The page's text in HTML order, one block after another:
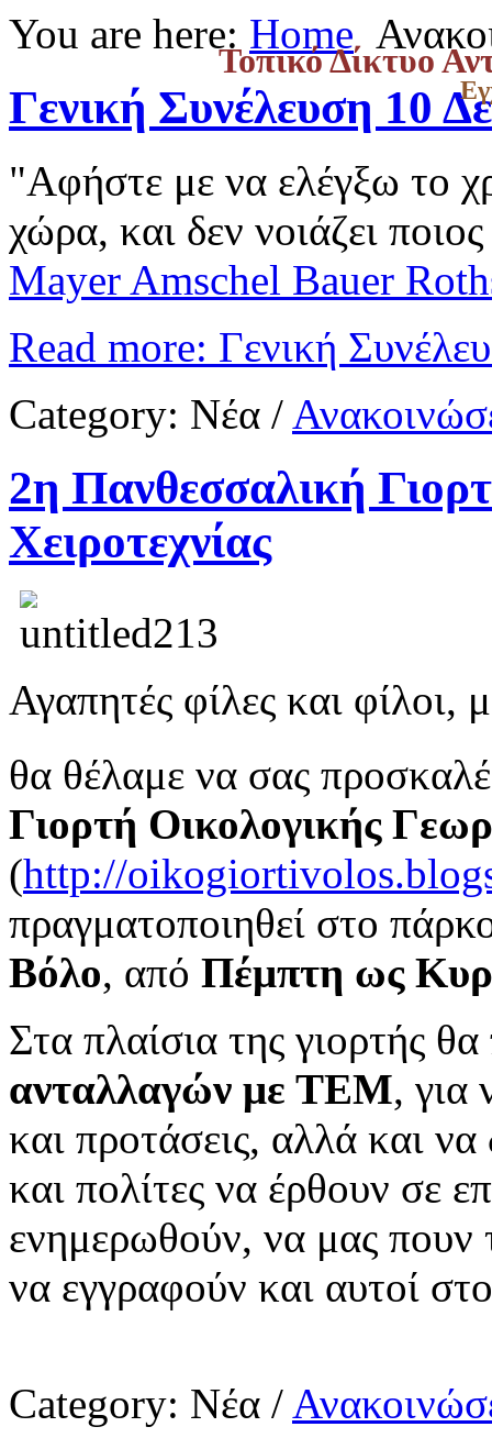
Τοπικό Δίκτυο
You are here: Home
Γενική Συνέλευση 10
"Αφήστε με να ελέγξω το
χώρα, και δεν νοιάζει
Mayer Amschel Bauer
Read more: Γενική
Category: Νέα /
2η Πανθεσσαλική
Χειροτεχνίας
Αγαπητές φίλες και φίλοι,
θα θέλαμε να σας
Γιορτή Οικολογικής
(http://
πραγματοποιηθεί στο
Βόλο, από Πέμπτη ως
Στα πλαίσια της γιορτής
ανταλλαγών με ΤΕΜ, για
και προτάσεις, αλλά και
και πολίτες να έρθουν σε
ενημερωθούν, να μας πουν
να εγγραφούν και αυτοί
Category: Νέα /